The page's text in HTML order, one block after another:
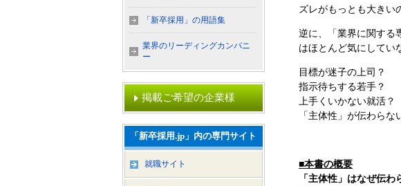
ズレがもっとも大きい
逆に、「業界に関する
はほとんど気にしてい
目標が迷子の上司？
指示待ちする若手？
上手くいかない就活？
「主体性」が伝わらな
■本書の概要
「主体性」はなぜ伝わ
「新卒採用」の用語集
業界のリーディングカンパニ
ー
掲載ご希望の企業様
「新卒採用.jp」内の専門サイト
就職サイト